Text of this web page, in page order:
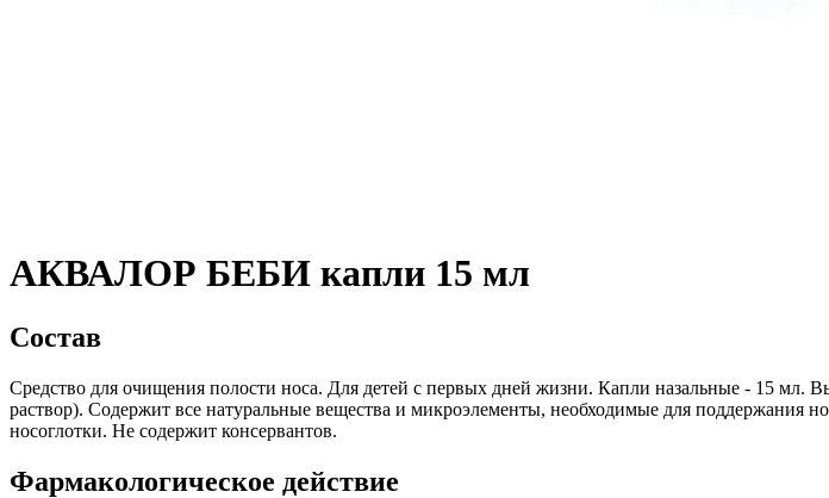
АКВАЛОР БЕБИ капли 15 мл
Состав
Средство для очищения полости носа. Для детей с первых дней жизни. Капли назальные - 15 мл.
раствор). Содержит все натуральные вещества и микроэлементы, необходимые для поддержания
носоглотки. Не содержит консервантов.
Фармакологическое действие